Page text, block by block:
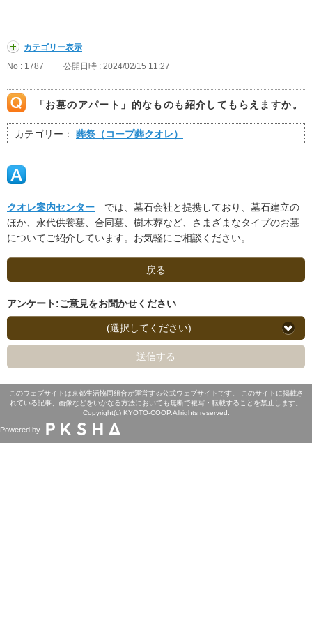
カテゴリー表示
No : 1787
公開日時 : 2024/02/15 11:27
「お墓のアパート」的なものも紹介してもらえますか。
カテゴリー： 葬祭（コープ葬クオレ）
クオレ案内センター では、墓石会社と提携しており、墓石建立の
ほか、永代供養墓、合同墓、樹木葬など、さまざまなタイプのお墓
についてご紹介しています。お気軽にご相談ください。
戻る
アンケート:ご意見をお聞かせください
(選択してください)
送信する
このウェブサイトは京都生活協同組合が運営する公式ウェブサイトです。 このサイトに掲載さ
れている記事、画像などをいかなる方法においても無断で複写・転載することを禁止します。
Copyright(c) KYOTO-COOP.Allrights reserved.
Powered by